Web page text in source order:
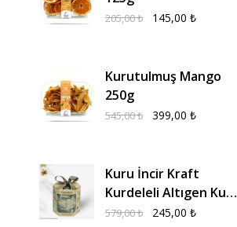
205,00₺ 145,00 ₺
Kurutulmuş Mango
250g
545,00₺ 399,00 ₺
Kuru İncir Kraft
Kurdeleli Altıgen Kutu
300g
579,00₺ 245,00 ₺